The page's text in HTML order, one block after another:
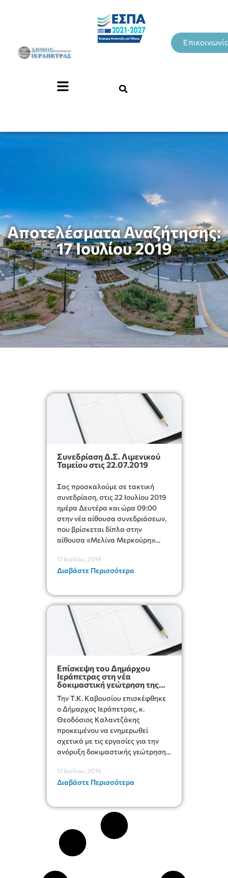
Αποτελέσματα Αναζήτησης:
17 Ιουλίου 2019
Συνεδρίαση Δ.Σ. Λιμενικού
Ταμείου στις 22.07.2019
Σας προσκαλούμε σε τακτική
συνεδρίαση, στις 22 Ιουλίου 2019
ημέρα Δευτέρα και ώρα 09:00
στην νέα αίθουσα συνεδριάσεων,
που βρίσκεται δίπλα στην
αίθουσα «Μελίνα Μερκούρη»
17 Ιουλίου, 2019
Διαβάστε Περισσότερα
Επίσκεψη του Δημάρχου
Ιεράπετρας στη νέα
δοκιμαστική γεώτρηση της
Την Τ.Κ. Καβουσίου επισκέφθηκε
ο Δήμαρχος Ιεράπετρας, κ.
Θεοδόσιος Καλαντζάκης
προκειμένου να ενημερωθεί
σχετικά με τις εργασίες για την
ανόρυξη δοκιμαστικής γεώτρησης
17 Ιουλίου, 2019
Διαβάστε Περισσότερα